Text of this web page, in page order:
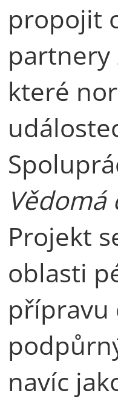
propojit
partnery
které
Projekt
oblasti
přípravu
navíc